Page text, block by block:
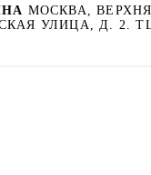
МОСКВА,
УЛИЦА, Д. 2.